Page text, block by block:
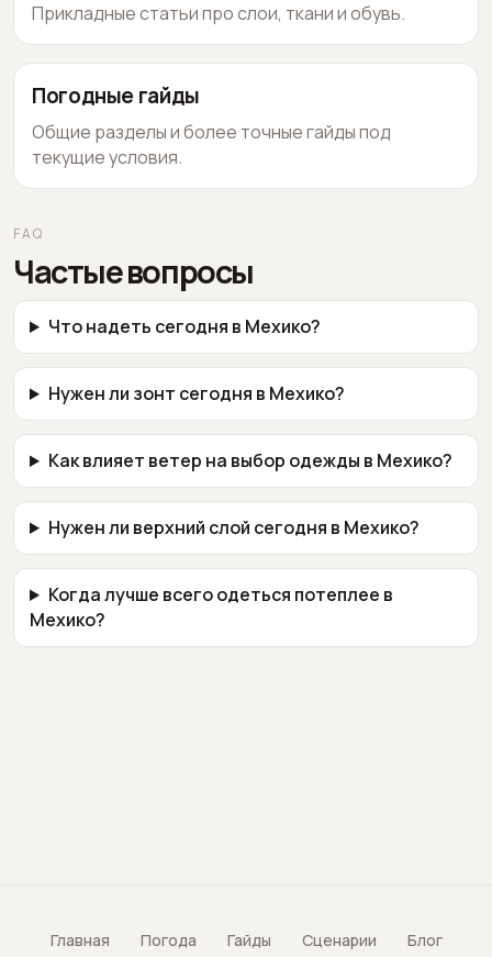
Прикладные статьи про слои, ткани и обувь.
Погодные гайды
Общие разделы и более точные гайды под
текущие условия.
FAQ
Частые вопросы
Что надеть сегодня в Мехико?
Нужен ли зонт сегодня в Мехико?
Как влияет ветер на выбор одежды в Мехико?
Нужен ли верхний слой сегодня в Мехико?
Когда лучше всего одеться потеплее в
Мехико?
Главная Погода Гайды Сценарии Блог